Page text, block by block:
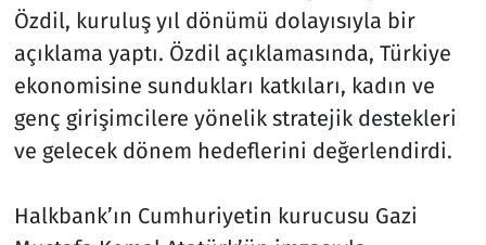
Özdil, kuruluş yıl dönümü dolayısıyla bir
açıklama yaptı. Özdil açıklamasında, Türkiye
ekonomisine sundukları katkıları, kadın ve
genç girişimcilere yönelik stratejik destekleri
ve gelecek dönem hedeflerini değerlendirdi.
Halkbank’ın Cumhuriyetin kurucusu Gazi